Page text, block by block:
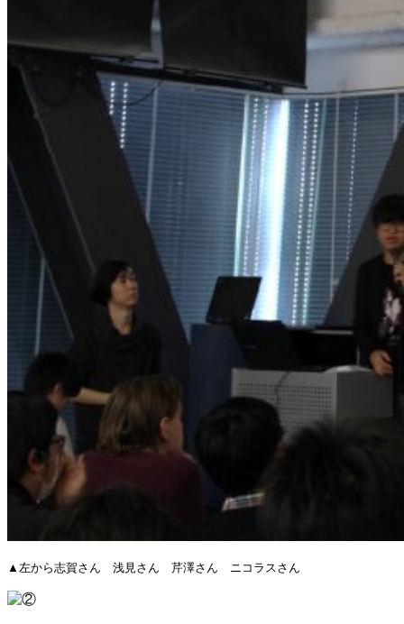
▲左から志賀さん 浅見さん 芹澤さん ニコラスさん